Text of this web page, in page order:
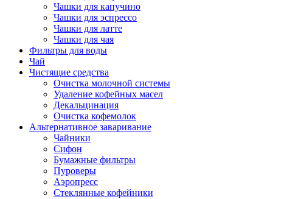
Чашки для капучино
Чашки для эспрессо
Чашки для латте
Чашки для чая
Фильтры для воды
Чай
Чистящие средства
Очистка молочной системы
Удаление кофейных масел
Декальцинация
Очистка кофемолок
Альтернативное заваривание
Чайники
Сифон
Бумажные фильтры
Пуроверы
Аэропресс
Стеклянные кофейники